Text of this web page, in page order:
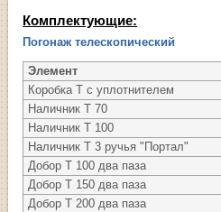
Комплектующие:
Погонаж телескопический
Элемент
Коробка Т с уплотнителем
Наличник Т 70
Наличник Т 100
Наличник Т 3 ручья "Портал"
Добор Т 100 два паза
Добор Т 150 два паза
Добор Т 200 два паза